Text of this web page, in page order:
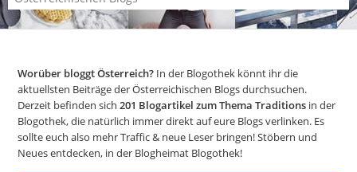
Worüber bloggt Österreich? In der Blogothek könnt ihr die
aktuellsten Beiträge der Österreichischen Blogs durchsuchen.
Derzeit befinden sich201 Blogartikel zum Thema Traditions in der
Blogothek, die natürlich immer direkt auf eure Blogs verlinken. Es
sollte euch also mehr Traffic & neue Leser bringen! Stöbern und
Neues entdecken, in der Blogheimat Blogothek!